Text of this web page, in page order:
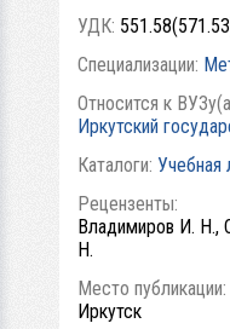
УДК:
Специализации:
Относится к
Иркутский
Каталоги: Учебная
Рецензенты:
Владимиров И. Н.,
Н.
Место публикации:
Иркутск